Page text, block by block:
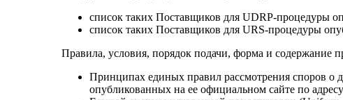
список таких Поставщиков для UDRP-процедуры
список таких Поставщиков для URS-процедуры
Правила, условия, порядок подачи, форма и содержание
Принципах единых правил рассмотрения споров
опубликованных на ее официальном сайте по